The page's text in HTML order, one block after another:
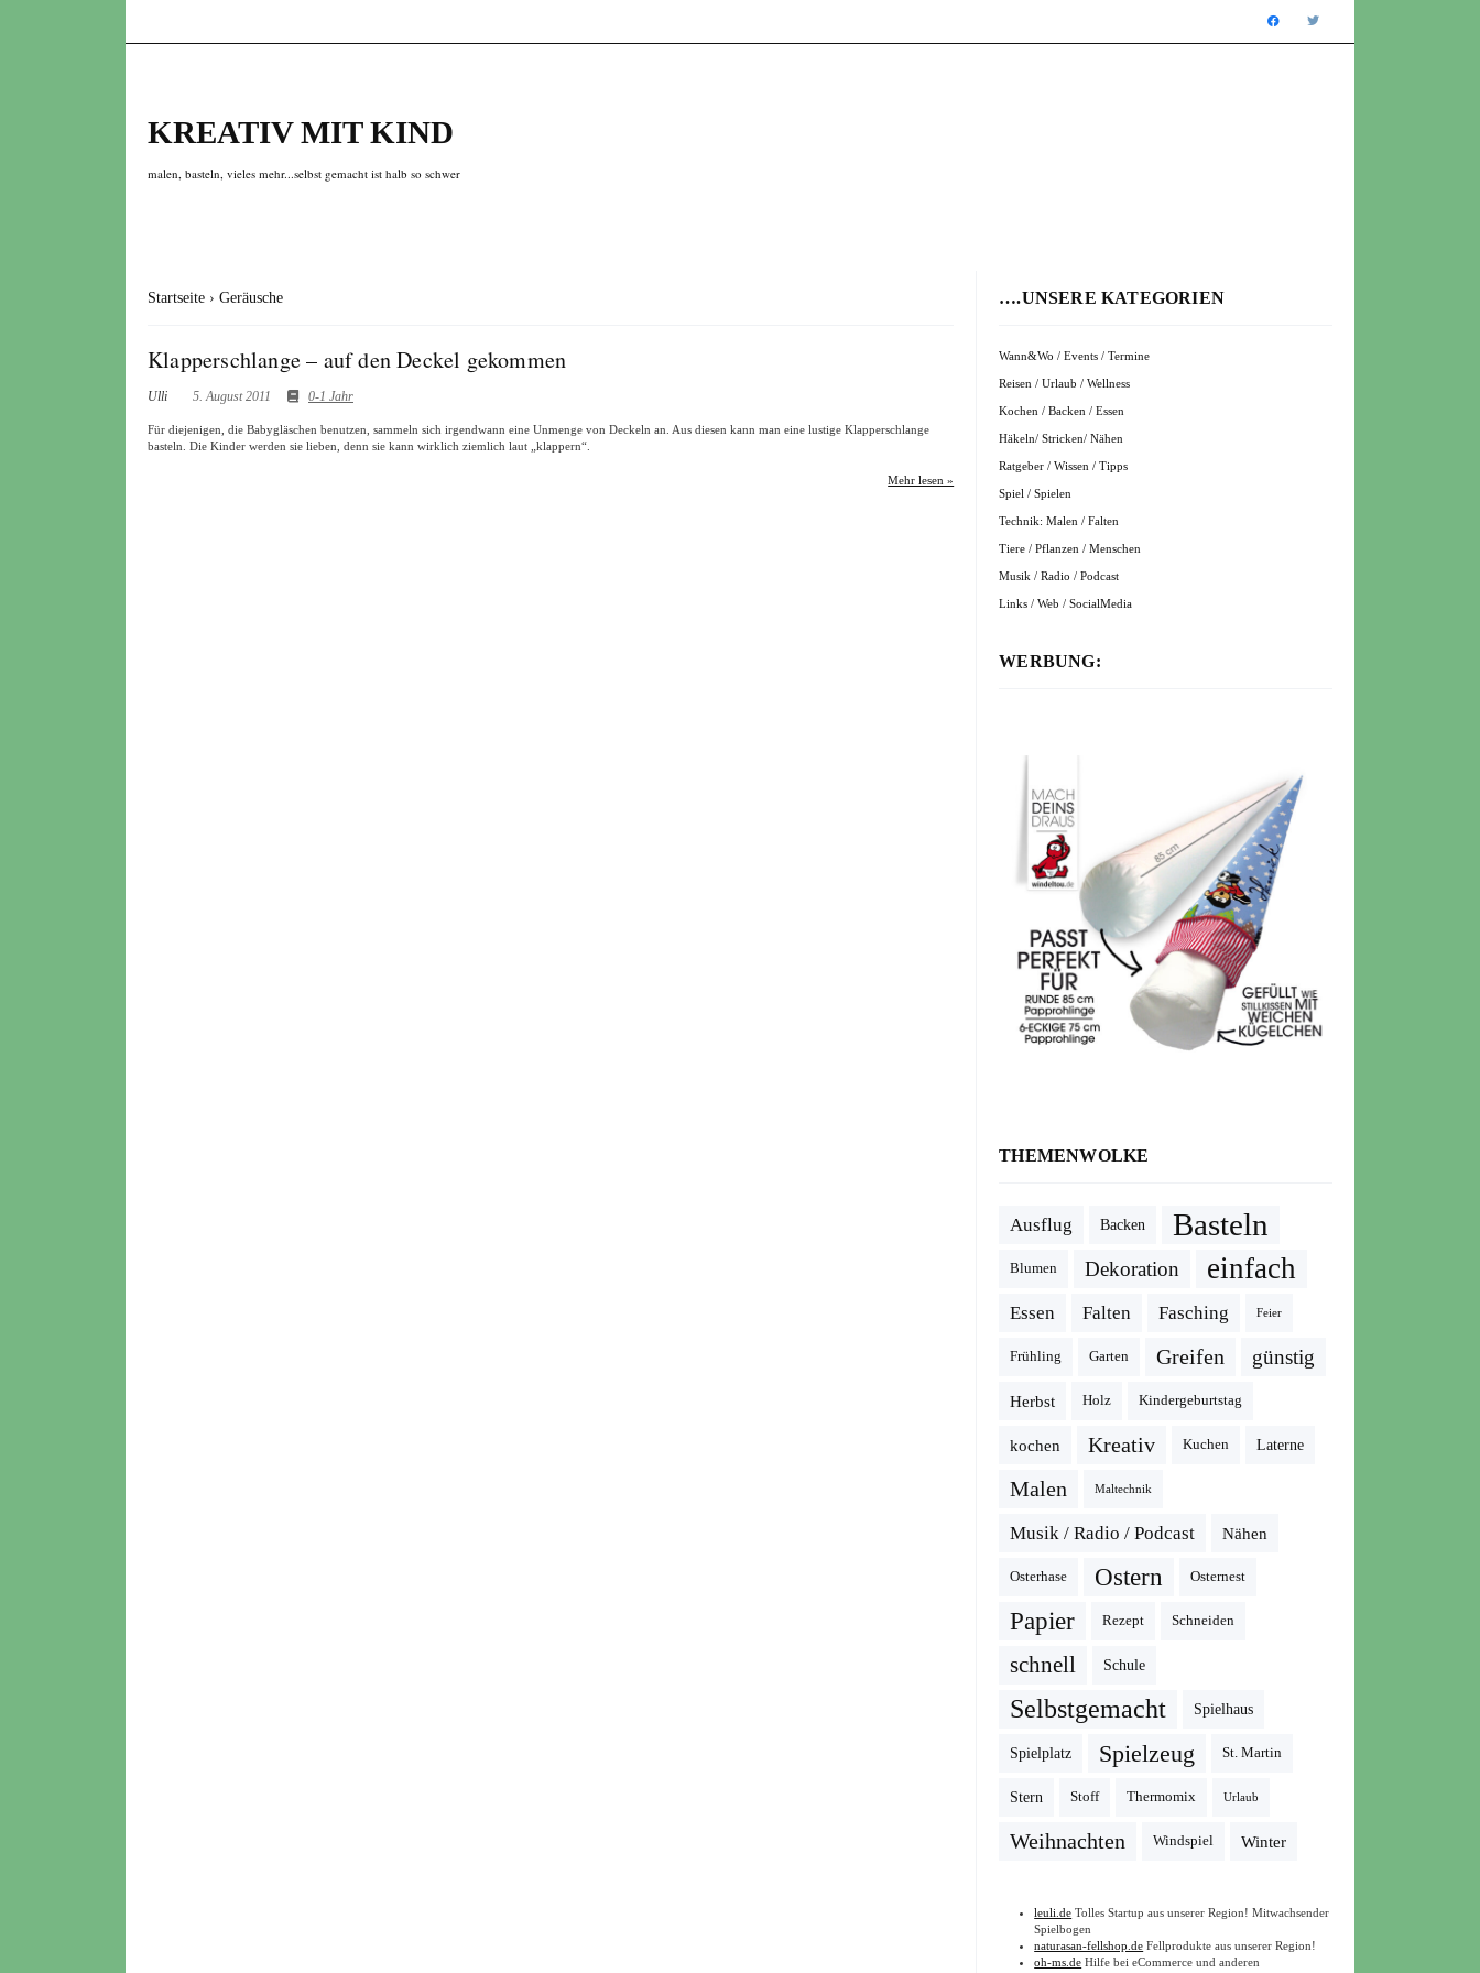
KREATIV MIT KIND
malen, basteln, vieles mehr...selbst gemacht ist halb so schwer
Startseite › Geräusche
Klapperschlange – auf den Deckel gekommen
Ulli 5. August 2011 0-1 Jahr
Für diejenigen, die Babygläschen benutzen, sammeln sich irgendwann eine Unmenge von Deckeln an. Aus diesen kann man eine lustige Klapperschlange
basteln. Die Kinder werden sie lieben, denn sie kann wirklich ziemlich laut „klappern“.
Mehr lesen »
….UNSERE KATEGORIEN
Wann&Wo / Events / Termine
Reisen / Urlaub / Wellness
Kochen / Backen / Essen
Häkeln/ Stricken/ Nähen
Ratgeber / Wissen / Tipps
Spiel / Spielen
Technik: Malen / Falten
Tiere / Pflanzen / Menschen
Musik / Radio / Podcast
Links / Web / SocialMedia
WERBUNG:
THEMENWOLKE
Ausflug Backen Basteln
Blumen Dekoration einfach
Essen Falten Fasching Feier
Frühling Garten Greifen günstig
Herbst Holz Kindergeburtstag
kochen Kreativ Kuchen Laterne
Malen Maltechnik
Musik / Radio / Podcast Nähen
Osterhase Ostern Osternest
Papier Rezept Schneiden
schnell Schule
Selbstgemacht Spielhaus
Spielplatz Spielzeug St. Martin
Stern Stoff Thermomix Urlaub
Weihnachten Windspiel Winter
leuli.de Tolles Startup aus unserer Region! Mitwachsender
Spielbogen
naturasan-fellshop.de Fellprodukte aus unserer Region!
oh-ms.de Hilfe bei eCommerce und anderen